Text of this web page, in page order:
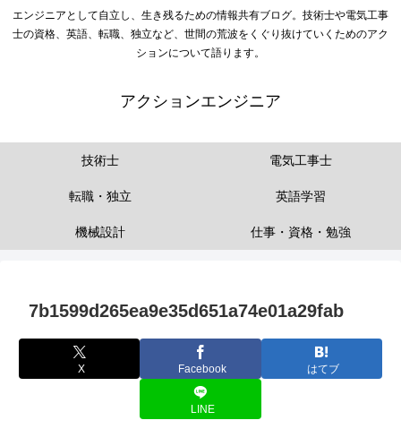
エンジニアとして自立し、生き残るための情報共有ブログ。技術士や電気工事
士の資格、英語、転職、独立など、世間の荒波をくぐり抜けていくためのアク
ションについて語ります。
アクションエンジニア
技術士 電気工事士
転職・独立 英語学習
機械設計 仕事・資格・勉強
7b1599d265ea9e35d651a74e01a29fab
X Facebook はてブ
LINE